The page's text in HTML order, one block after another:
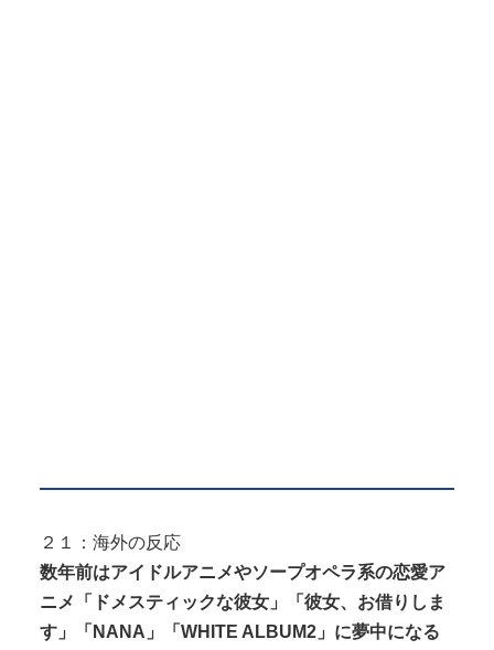
２１：海外の反応
数年前はアイドルアニメやソープオペラ系の恋愛ア
ニメ「ドメスティックな彼女」「彼女、お借りしま
す」「NANA」「WHITE ALBUM2」に夢中になる